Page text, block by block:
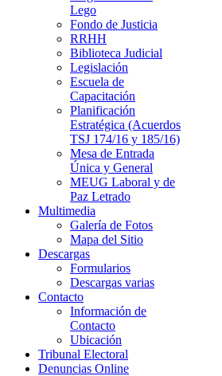
Lego
Fondo de Justicia
RRHH
Biblioteca Judicial
Legislación
Escuela de
Capacitación
Planificación
Estratégica (Acuerdos
TSJ 174/16 y 185/16)
Mesa de Entrada
Única y General
MEUG Laboral y de
Paz Letrado
Multimedia
Galería de Fotos
Mapa del Sitio
Descargas
Formularios
Descargas varias
Contacto
Información de
Contacto
Ubicación
Tribunal Electoral
Denuncias Online